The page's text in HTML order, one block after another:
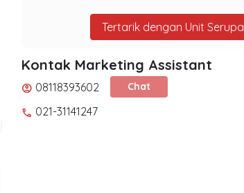
Tertarik dengan Unit Serupa
Kontak Marketing Assistant
account_circle 08118393602 Chat
phone 021-31141247